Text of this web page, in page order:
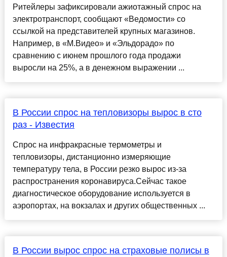
Ритейлеры зафиксировали ажиотажный спрос на
электротранспорт, сообщают «Ведомости» со
ссылкой на представителей крупных магазинов.
Например, в «М.Видео» и «Эльдорадо» по
сравнению с июнем прошлого года продажи
выросли на 25%, а в денежном выражении ...
В России спрос на тепловизоры вырос в сто
раз - Известия
Спрос на инфракрасные термометры и
тепловизоры, дистанционно измеряющие
температуру тела, в России резко вырос из-за
распространения коронавируса.Сейчас такое
диагностическое оборудование используется в
аэропортах, на вокзалах и других общественных ...
В России вырос спрос на страховые полисы в